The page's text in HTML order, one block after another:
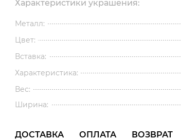
Характеристики украшения:
Металл:
Цвет:
Вставка:
Характеристика:
Вес:
Ширина:
ДОСТАВКА ОПЛАТА ВОЗВРАТ